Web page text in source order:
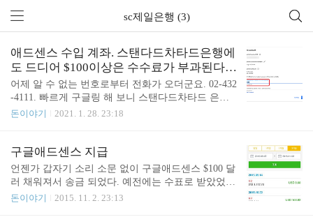
sc제일은행 (3)
애드센스 수입 계좌. 스탠다드차타드은행에
도 드디어 $100이상은 수수료가 부과된다.
수수료 아끼기 팁. 몰아서 받기.
어제 알 수 없는 번호로부터 전화가 오더군요. 02-432
-4111. 빠르게 구글링 해 보니 스탠다드차타드 은행
이더군요. 전화를 받아보았습니다. 구글 애드센스 수
환율 기준으로 $9 정도 될 거라고 합니다. 전화를 끊
고 찾아보니 공지가 올라와 있네요. 예전에는 $300
미만인 경우 수수료 면제였는데 $100 미만으로 기준
내주기 때문에 이제 무조건 수수료가 부과되겠습니
돈이야기 2021. 1. 28. 23:18
구글애드센스 지급
언젠가 갑자기 소리 소문 없이 구글애드센스 $100 달
러 채워져서 송금 되었다. 예전에는 수표로 받았었는
데 이번에는 드디어 계좌로 받게 되었다. 여기다가
돈이야기 2015. 11. 2. 23:13